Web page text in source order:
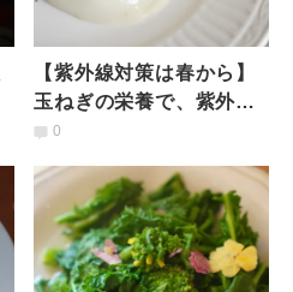
【紫外線対策は春から】
玉ねぎの栄養で、紫外線
による肌ダメージを修復
ェ」
0